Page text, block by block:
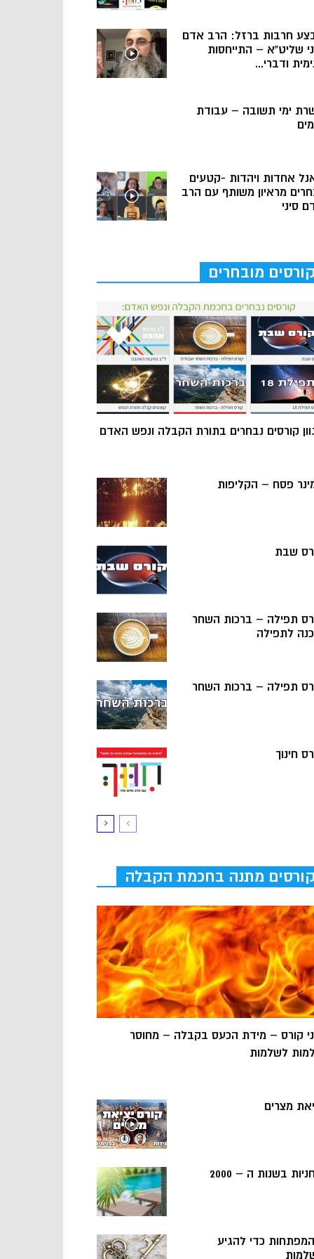
חרבות ברזל: הרב אדם
שליט”א – התייחסות
ודברי...
ימי תשובה – עבודת
אחדות ויהדות -קטעים
מראיון משותף עם הרב
סיני
קורסים מובחרים
קורסים נבחרים בתורת הקבלה ונפש האדם
פסח – הקליפות
שבת
תפילה – ברכות השחר
לתפילה
תפילה – ברכות השחר
חינוך
קורסים מתנה בחכמת הקבלה
קורס – מידת הכעס בקבלה – מחוסר
לשלמות
מצרים
בשנות ה – 2000
5 המפתחות כדי להגיע